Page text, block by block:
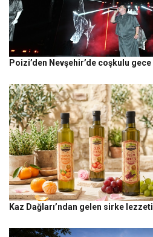
Poizi’den Nevşehir’de coşkulu gece
Kaz Dağları’ndan gelen sirke lezzeti